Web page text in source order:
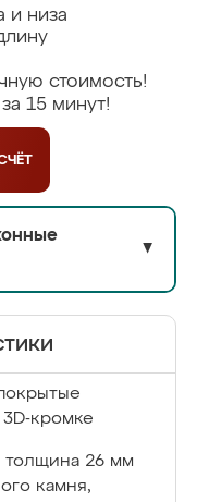
и низа
стоимость!
15 минут!
▼
кромке
толщина 26 мм
камня,